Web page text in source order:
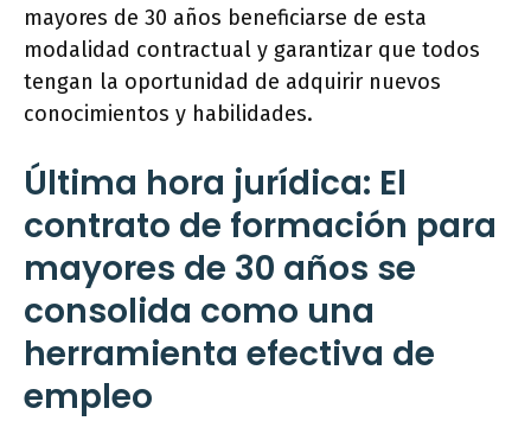
mayores de 30 años beneficiarse de esta
modalidad contractual y garantizar que todos
tengan la oportunidad de adquirir nuevos
conocimientos y habilidades.
Última hora jurídica: El
contrato de formación para
mayores de 30 años se
consolida como una
herramienta efectiva de
empleo